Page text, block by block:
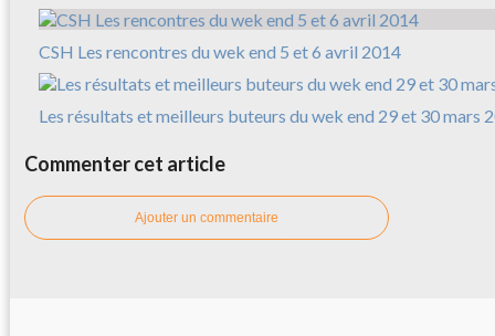
CSH Les rencontres du wek end 5 et 6 avril 2014
Les résultats et meilleurs buteurs du wek end 29 et 30 mars
Commenter cet article
Ajouter un commentaire